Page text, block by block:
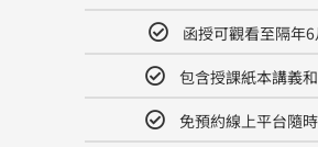
函授可觀看至隔年
包含授課紙本講義
免預約線上平台隨